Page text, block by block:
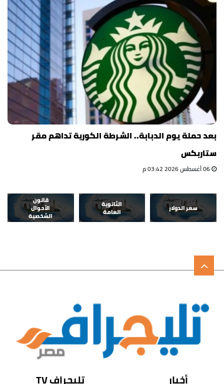
بعد حملة يوم الدبابة.. الشرطة الكورية تداهم مقر
ستاربكس
سعر الدولار
الثانوية
العامة
قانون
الأحوال
الشخصية
أخبار تليجراف TV